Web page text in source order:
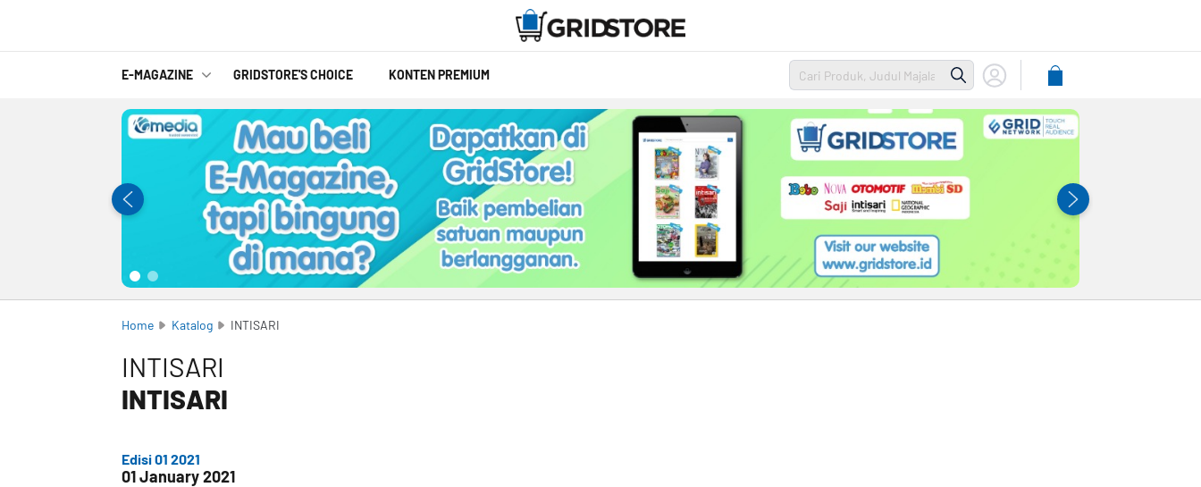
E-MAGAZINE GRIDSTORE'S CHOICE KONTEN PREMIUM
Lihat
Home Katalog INTISARI
INTISARI
INTISARI
Edisi 01 2021
01 January 2021